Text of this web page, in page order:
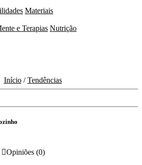
Materiais
e Terapias Nutrição
Início/Tendências
Opiniões (0)